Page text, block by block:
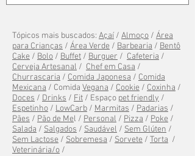
Tópicos mais buscados: Açaí / Almoço / Área
para Crianças / Área Verde / Barbearia / Bentô
Cake / Bolo / Buffet / Burguer / Cafeteria /
Cerveja Artesanal / Chef em Casa /
Churrascaria / Comida Japonesa / Comida
Mexicana / Comida Vegana / Cookie / Coxinha /
Doces / Drinks / Fit / Espaço pet friendly /
Espetinho / LowCarb / Marmitas / Padarias /
Pães / Pão de Mel / Personal / Pizza / Poke /
Salada / Salgados / Saudável / Sem Glúten /
Sem Lactose / Sobremesa / Sorvete / Torta /
Veterinária/o /